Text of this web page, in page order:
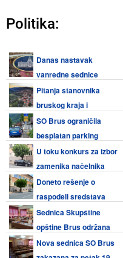
Politika:
Danas nastavak
vanredne sednice
Narodne skupštine o
nepoverenju Vladi Srbije
Pitanja stanovnika
bruskog kraja i
odgovori predsednika opštine
Brus 14.07.2026.
SO Brus ograničila
besplatan parking
borcima veteranima na 2 sata
tokom dana
U toku konkurs za izbor
zamenika načelnika
Opštinske uprave Brus
Doneto rešenje o
raspodeli sredstava
medijskim projektima 2026 iz
budžeta Opštine Brus
Sednica Skupštine
opštine Brus održana
19. juna 2026. VIDEO
Nova sednica SO Brus